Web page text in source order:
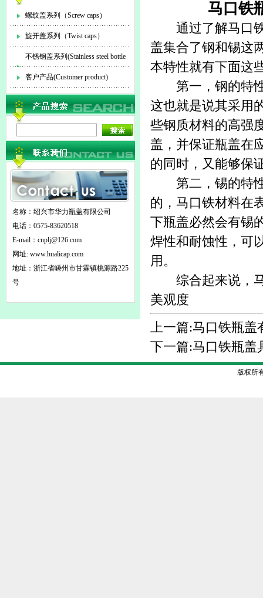
螺纹盖系列（Screw caps）
旋开盖系列（Twist caps）
不锈钢盖系列(Stainless steel bottle
cap)
客户产品(Customer product)
名称：绍兴市华力瓶盖有限公司
电话：0575-83620518
E-mail： cnplj@126.com
网址: www.hualicap.com
地址：浙江省嵊州市甘霖镇桃源路225
号
马口铁
通过了解马口
盖集合了钢和锡这
本特性就有下面这
第一，钢的特
这也就是说其采用
些钢质材料的高强
盖，并保证瓶盖在
的同时，又能够保
第二，锡的特性
的，马口铁材料在
下瓶盖必然会有锡
焊性和耐蚀性，可
用。
综合起来说，马
美观度
上一篇:马口铁瓶盖
下一篇:马口铁瓶盖
版权所